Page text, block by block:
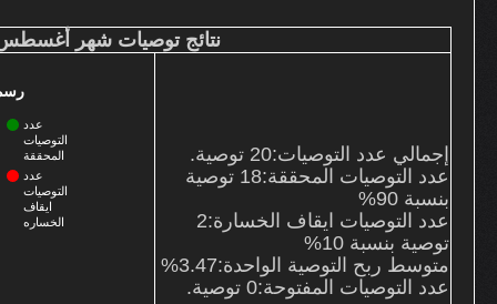
من نحن
نتائج توصيات شهر
إجمالي عدد التوصيات:20 توصية.
عدد التوصيات المحققة:18 توصية
بنسبة 90%
عدد التوصيات ايقاف الخسارة:2
توصية بنسبة 10%
متوسط ربح التوصية الواحدة:3.47%
عدد التوصيات المفتوحة:0 توصية.
عدد
التوصيات
المحققة
عدد
التوصيات
ايقاف
الخساره